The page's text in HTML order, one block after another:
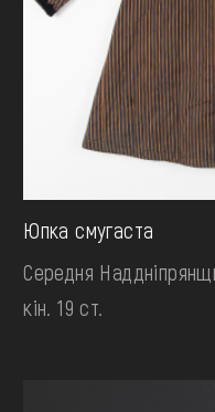
Юпка смугаста
Середня
кін. 19 ст.